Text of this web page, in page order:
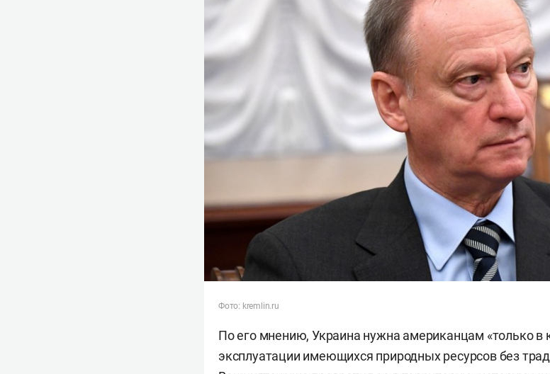
Фото: kremlin.ru
По его мнению, Украина нужна американцам «только в
эксплуатации имеющихся природных ресурсов без